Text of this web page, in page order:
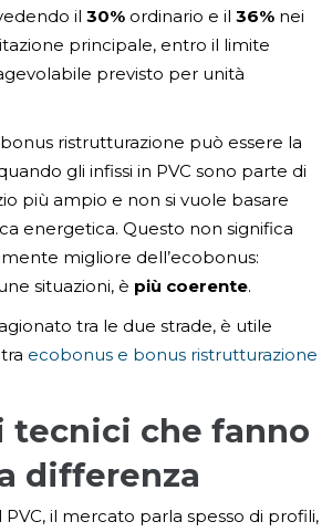
il 30% ordinario e il 36% nei
principale, entro il limite
previsto per unità
bonus ristrutturazione può essere la
gli infissi in PVC sono parte di
più ampio e non si vuole basare
energetica. Questo non significa
migliore dell’ecobonus:
situazioni, è più coerente.
tra le due strade, è utile
ecobonus e bonus ristrutturazione
tecnici che fanno
differenza
PVC, il mercato parla spesso di profili,